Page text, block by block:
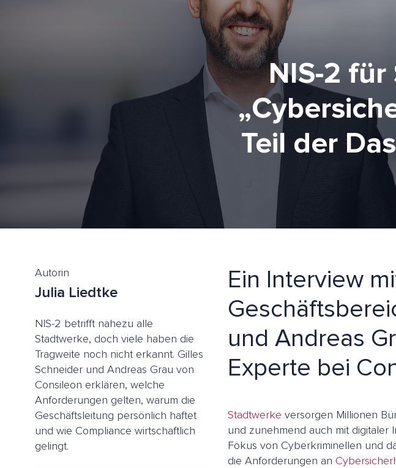
NIS-2
Teil der
Autorin
Julia Liedtke
NIS-2 betrifft nahezu alle
Stadtwerke, doch viele haben die
Tragweite noch nicht erkannt. Gilles
Schneider und Andreas Grau von
Consileon erklären, welche
Anforderungen gelten, warum die
Geschäftsleitung persönlich haftet
und wie Compliance wirtschaftlich
gelingt.
Ein Interview
und Andreas
Experte bei
Stadtwerke versorgen Millionen
und zunehmend auch mit digitaler
Fokus von Cyberkriminellen und
die Anforderungen an